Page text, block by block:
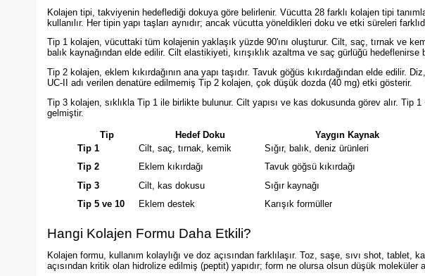
Kolajen tipi, takviyenin hedeflediği dokuya göre belirlenir. Vücutta 28 farklı kolajen tipi
kullanılır. Her tipin yapı taşları aynıdır; ancak vücutta yöneldikleri doku ve etki süreleri
Tip 1 kolajen, vücuttaki tüm kolajenin yaklaşık yüzde 90'ını oluşturur. Cilt, saç, tırnak ve
balık kaynağından elde edilir. Cilt elastikiyeti, kırışıklık azaltma ve saç gürlüğü hedeflenirse
Tip 2 kolajen, eklem kıkırdağının ana yapı taşıdır. Tavuk göğüs kıkırdağından elde edilir.
UC-II adı verilen denatüre edilmemiş Tip 2 kolajen, çok düşük dozda (40 mg) etki gösterir.
Tip 3 kolajen, sıklıkla Tip 1 ile birlikte bulunur. Cilt yapısı ve kas dokusunda görev alır. Tip
gelmiştir.
Tip Hedef Doku Yaygın Kaynak
Tip 1
Cilt, saç, tırnak, kemik Sığır, balık, deniz ürünleri
Tip 2
Eklem kıkırdağı Tavuk göğsü kıkırdağı
Tip 3
Cilt, kas dokusu Sığır kaynağı
Tip 5 ve 10
Eklem destek Karışık formüller
Hangi Kolajen Formu Daha Etkili?
Kolajen formu, kullanım kolaylığı ve doz açısından farklılaşır. Toz, saşe, sıvı shot,
açısından kritik olan hidrolize edilmiş (peptit) yapıdır; form ne olursa olsun düşük moleküler